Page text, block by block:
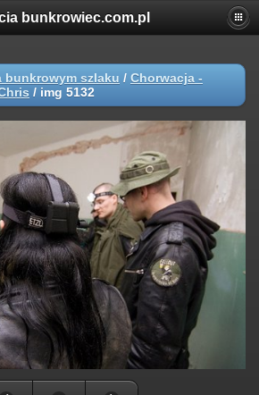
bunkrowiec.com.pl
bunkrowym szlaku / Chorwacja -
/ img 5132